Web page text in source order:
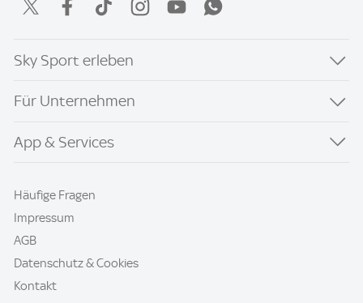
Sky Sport erleben
Für Unternehmen
App & Services
Häufige Fragen
Impressum
AGB
Datenschutz & Cookies
Kontakt